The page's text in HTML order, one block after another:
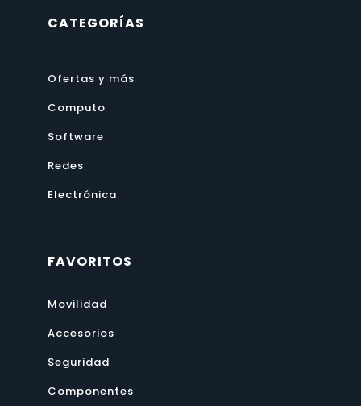
CATEGORÍAS
Ofertas y más
Computo
Software
Redes
Electrónica
FAVORITOS
Movilidad
Accesorios
Seguridad
Componentes